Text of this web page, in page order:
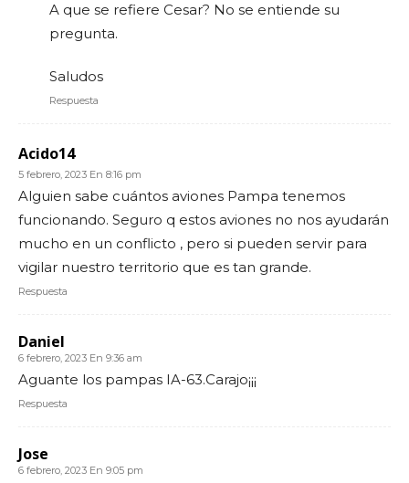
A que se refiere Cesar? No se entiende su
pregunta.
Saludos
Respuesta
Acido14
5 febrero, 2023 En 8:16 pm
Alguien sabe cuántos aviones Pampa tenemos
funcionando. Seguro q estos aviones no nos ayudarán
mucho en un conflicto , pero si pueden servir para
vigilar nuestro territorio que es tan grande.
Respuesta
Daniel
6 febrero, 2023 En 9:36 am
Aguante los pampas IA-63.Carajo¡¡¡
Respuesta
Jose
6 febrero, 2023 En 9:05 pm